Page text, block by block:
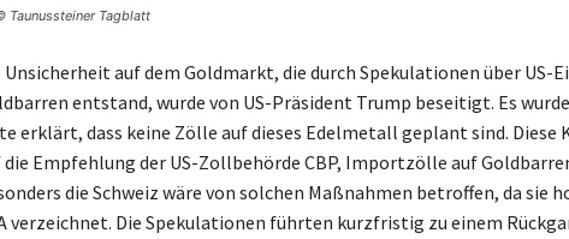
Taunussteiner Tagblatt
Unsicherheit auf dem Goldmarkt, die durch Spekulationen über US-
entstand, wurde von US-Präsident Trump beseitigt. Es
erklärt, dass keine Zölle auf dieses Edelmetall geplant sind.
die Empfehlung der US-Zollbehörde CBP, Importzölle auf
die Schweiz wäre von solchen Maßnahmen betroffen, da sie
verzeichnet. Die Spekulationen führten kurzfristig zu einem